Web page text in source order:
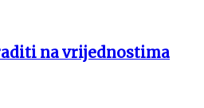
na vrijednostima